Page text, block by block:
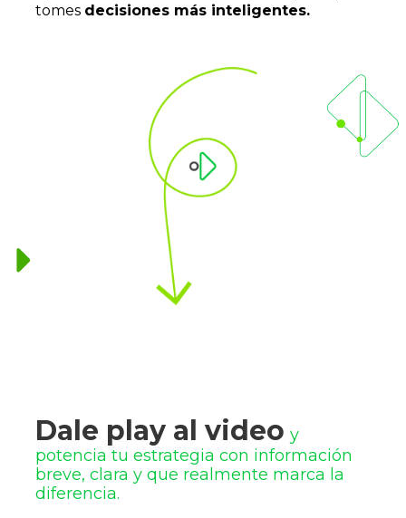
tomes decisiones más inteligentes.
Dale play al video y
potencia tu estrategia con información
breve, clara y que realmente marca la
diferencia.